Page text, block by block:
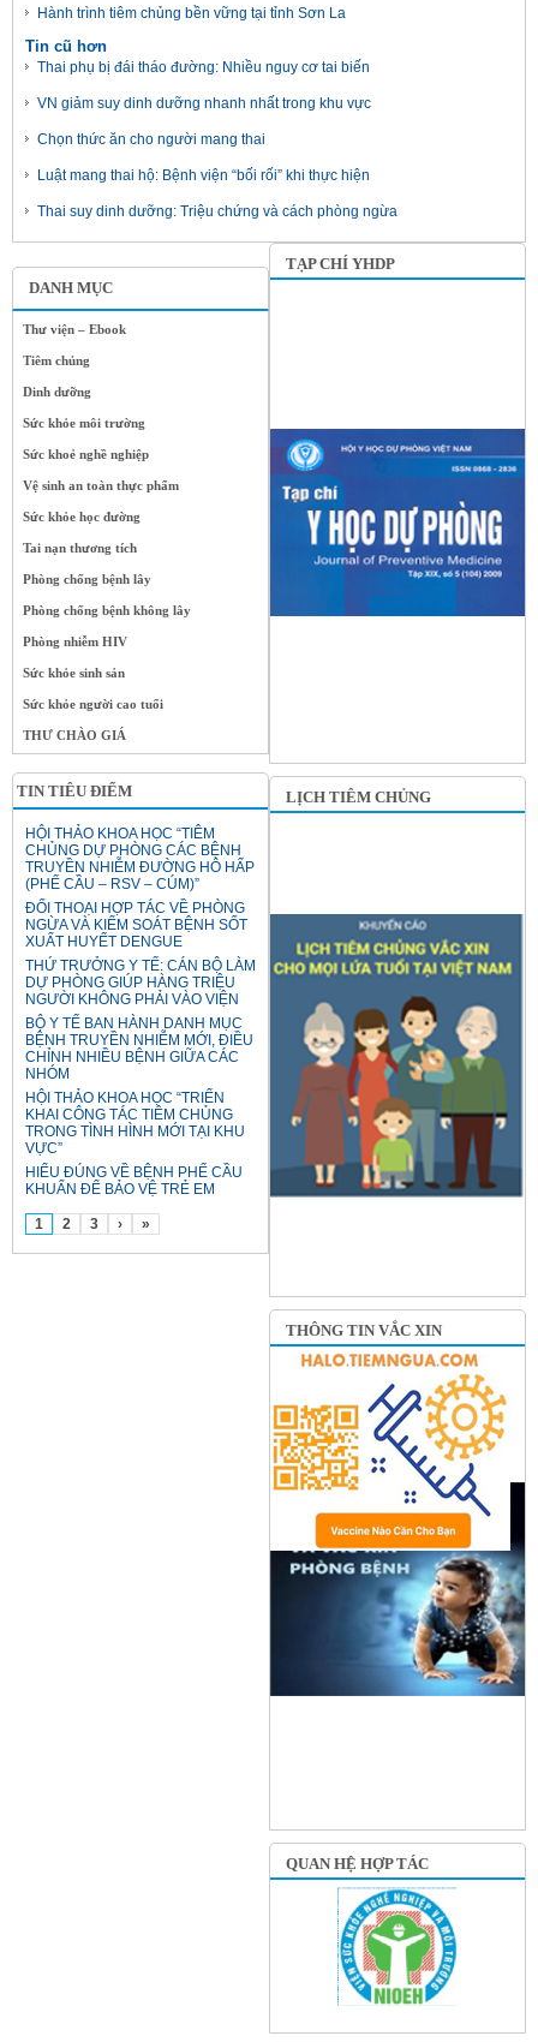
DANH MỤC
Thư viện – Ebook
Tiêm chủng
Dinh dưỡng
Sức khỏe môi trường
Sức khoẻ nghề nghiệp
Vệ sinh an toàn thực phẩm
Sức khỏe học đường
Tai nạn thương tích
Phòng chống bệnh lây
Phòng chống bệnh không lây
Phòng nhiễm HIV
Sức khỏe sinh sản
Sức khỏe người cao tuổi
THƯ CHÀO GIÁ
TIN TIÊU ĐIỂM
HỘI THẢO KHOA HỌC “TIÊM
CHỦNG DỰ PHÒNG CÁC BỆNH
TRUYỀN NHIỄM ĐƯỜNG HÔ HẤP
(PHẾ CẦU – RSV – CÚM)”
ĐỐI THOẠI HỢP TÁC VỀ PHÒNG
NGỪA VÀ KIỂM SOÁT BỆNH SỐT
XUẤT HUYẾT DENGUE
THỨ TRƯỞNG Y TẾ: CÁN BỘ LÀM
DỰ PHÒNG GIÚP HÀNG TRIỆU
NGƯỜI KHÔNG PHẢI VÀO VIỆN
BỘ Y TẾ BAN HÀNH DANH MỤC
BỆNH TRUYỀN NHIỄM MỚI, ĐIỀU
CHỈNH NHIỀU BỆNH GIỮA CÁC
NHÓM
HỘI THẢO KHOA HỌC “TRIỂN
KHAI CÔNG TÁC TIÊM CHỦNG
TRONG TÌNH HÌNH MỚI TẠI KHU
VỰC”
HIỂU ĐÚNG VỀ BỆNH PHẾ CẦU
KHUẨN ĐỂ BẢO VỆ TRẺ EM
1 2 3 › »
Hành trình tiêm chủng bền vững tại tỉnh Sơn La
Tin cũ hơn
Thai phụ bị đái tháo đường: Nhiều nguy cơ tai biến
VN giảm suy dinh dưỡng nhanh nhất trong khu vực
Chọn thức ăn cho người mang thai
Luật mang thai hộ: Bệnh viện “bối rối” khi thực hiện
Thai suy dinh dưỡng: Triệu chứng và cách phòng ngừa
TẠP CHÍ YHDP
LỊCH TIÊM CHỦNG
THÔNG TIN VẮC XIN
QUAN HỆ HỢP TÁC